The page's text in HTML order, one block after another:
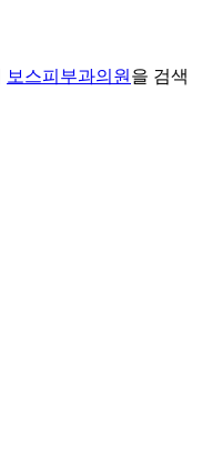
보스피부과의원 을 검색